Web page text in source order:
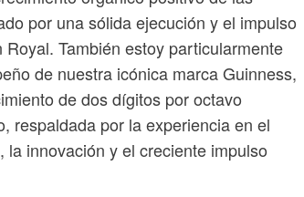
por una sólida ejecución y el impulso
También estoy particularmente
de nuestra icónica marca Guinness,
de dos dígitos por octavo
respaldada por la experiencia en el
la innovación y el creciente impulso